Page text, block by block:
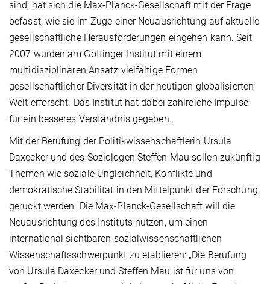
sind, hat sich die Max-Planck-Gesellschaft mit der Frage
befasst, wie sie im Zuge einer Neuausrichtung auf aktuelle
gesellschaftliche Herausforderungen eingehen kann. Seit
2007 wurden am Göttinger Institut mit einem
multidisziplinären Ansatz vielfältige Formen
gesellschaftlicher Diversität in der heutigen globalisierten
Welt erforscht. Das Institut hat dabei zahlreiche Impulse
für ein besseres Verständnis gegeben.
Mit der Berufung der Politikwissenschaftlerin Ursula
Daxecker und des Soziologen Steffen Mau sollen zukünftig
Themen wie soziale Ungleichheit, Konflikte und
demokratische Stabilität in den Mittelpunkt der Forschung
gerückt werden. Die Max-Planck-Gesellschaft will die
Neuausrichtung des Instituts nutzen, um einen
international sichtbaren sozialwissenschaftlichen
Wissenschaftsschwerpunkt zu etablieren: „Die Berufung
von Ursula Daxecker und Steffen Mau ist für uns von